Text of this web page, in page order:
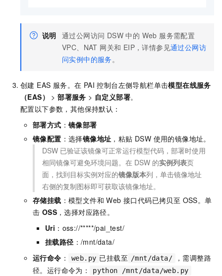
说明 通过公网访问 DSW 中的 Web 服务需配置
VPC、NAT 网关和 EIP，详情参见通过公网访
问实例中的服务。
创建 EAS 服务。在 PAI 控制台左侧导航栏单击模型在线服务
（EAS）
>部署服务 > 自定义部署。
配置以下参数，其他保持默认：
部署方式 ：镜像部署
镜像配置 ：选择镜像地址 ，粘贴 DSW 使用的镜像地址。
DSW 已验证该镜像可正常运行模型代码，部署时使用
相同镜像可避免环境问题。在 DSW 的实例列表页
面，找到目标实例对应的镜像版本列，单击镜像地址
右侧的复制图标即可获取该镜像地址。
存储挂载 ：模型文件和 Web 接口代码已拷贝至 OSS。单
击 OSS ，选择对应路径。
Uri ：oss://*****/pai_test/
挂载路径 ：/mnt/data/
运行命令 ： web.py 已挂载至 /mnt/data/
，需调整路
径。运行命令为：
python /mnt/data/web.py